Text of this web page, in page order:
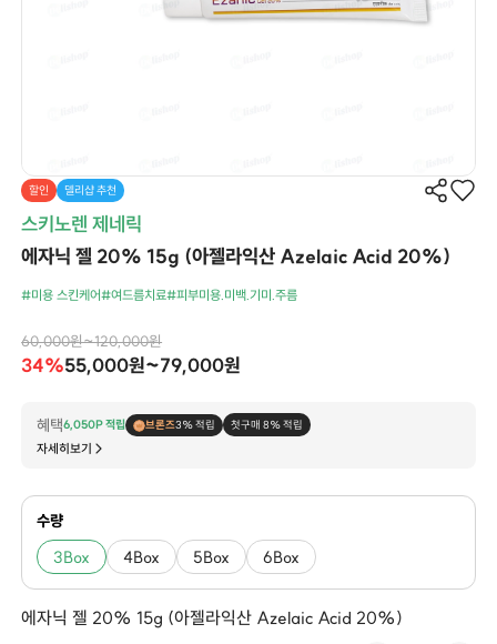
할인 델리샵 추천
스키노렌 제네릭
에자닉 젤 20% 15g (아젤라익산 Azelaic Acid 20%)
#미용 스킨케어#여드름치료#피부미용.미백.기미.주름
60,000원~120,000원
34%55,000원~79,000원
혜택6,050P 적립 브론즈3% 적립 첫구매 8% 적립
자세히보기
수량
3Box 4Box 5Box 6Box
에자닉 젤 20% 15g (아젤라익산 Azelaic Acid 20%)